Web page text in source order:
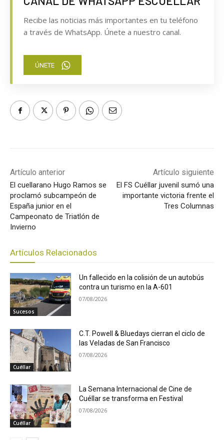
Recibe las noticias más importantes en tu teléfono
a través de WhatsApp. Únete a nuestro canal.
ÚNETE
Artículo anterior
El cuellarano Hugo Ramos se
proclamó subcampeón de
España junior en el
Campeonato de Triatlón de
Invierno
Artículo siguiente
El FS Cuéllar juvenil sumó una
importante victoria frente el
Tres Columnas
Artículos Relacionados
Sucesos
Un fallecido en la colisión de un autobús
contra un turismo en la A-601
07/08/2026
Cuéllar
C.T. Powell & Bluedays cierran el ciclo de
las Veladas de San Francisco
07/08/2026
Cuéllar
La Semana Internacional de Cine de
Cuéllar se transforma en Festival
07/08/2026